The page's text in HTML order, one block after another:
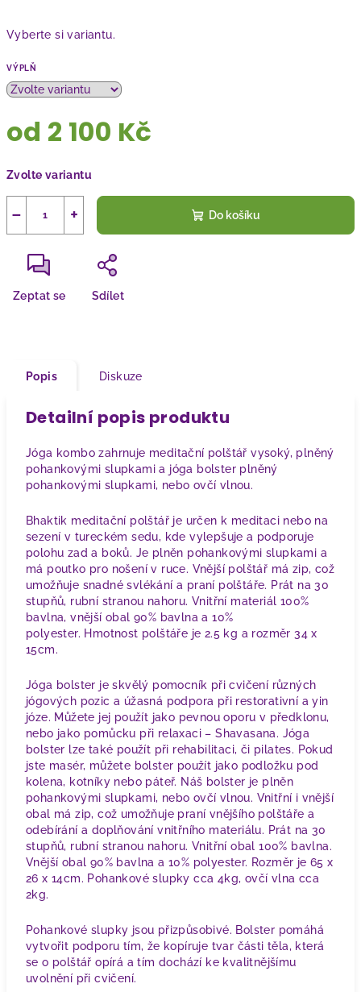
Vyberte si variantu.
VÝPLŇ
od 2 100 Kč
cena:
Zvolte variantu
+
− Do košíku
Zeptat se Sdílet
Popis Diskuze
Detailní popis produktu
Jóga kombo zahrnuje meditační polštář vysoký, plněný
pohankovými slupkami a jóga bolster plněný
pohankovými slupkami, nebo ovčí vlnou.
Bhaktik meditační polštář je určen k meditaci nebo na
sezení v tureckém sedu, kde vylepšuje a podporuje
polohu zad a boků. Je plněn pohankovými slupkami a
má poutko pro nošení v ruce. Vnější polštář má zip, což
umožňuje snadné svlékání a praní polštáře. Prát na 30
stupňů, rubní stranou nahoru. Vnitřní materiál 100%
bavlna, vnější obal 90% bavlna a 10%
polyester. Hmotnost polštáře je 2.5 kg a rozměr 34 x
15cm.
Jóga bolster je skvělý pomocník při cvičení různých
jógových pozic a úžasná podpora při restorativní a yin
józe. Můžete jej použít jako pevnou oporu v předklonu,
nebo jako pomůcku při relaxaci – Shavasana. Jóga
bolster lze také použít při rehabilitaci, či pilates. Pokud
jste masér, můžete bolster použít jako podložku pod
kolena, kotníky nebo páteř. Náš bolster je plněn
pohankovými slupkami, nebo ovčí vlnou. Vnitřní i vnější
obal má zip, což umožňuje praní vnějšího polštáře a
odebírání a doplňování vnitřního materiálu. Prát na 30
stupňů, rubní stranou nahoru. Vnitřní obal 100% bavlna.
Vnější obal 90% bavlna a 10% polyester. Rozměr je 65 x
26 x 14cm. Pohankové slupky cca 4kg, ovčí vlna cca
2kg.
Pohankové slupky jsou přizpůsobivé. Bolster pomáhá
vytvořit podporu tím, že kopíruje tvar části těla, která
se o polštář opírá a tím dochází ke kvalitnějšímu
uvolnění při cvičení.